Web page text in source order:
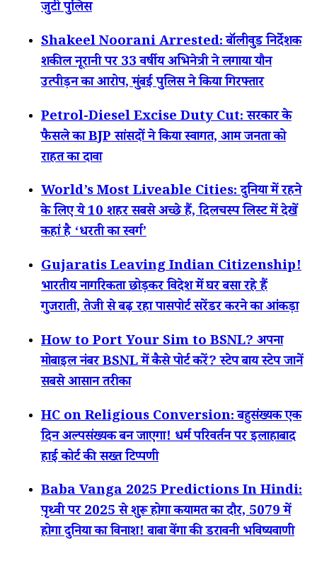
जुटी पुलिस
Shakeel Noorani Arrested: बॉलीवुड निर्देशक
शकील नूरानी पर 33 वर्षीय अभिनेत्री ने लगाया यौन
उत्पीड़न का आरोप, मुंबई पुलिस ने किया गिरफ्तार
Petrol-Diesel Excise Duty Cut: सरकार के
फैसले का BJP सांसदों ने किया स्वागत, आम जनता को
राहत का दावा
World’s Most Liveable Cities: दुनिया में रहने
के लिए ये 10 शहर सबसे अच्छे हैं, दिलचस्प लिस्ट में देखें
कहां है ‘धरती का स्वर्ग’
Gujaratis Leaving Indian Citizenship!
भारतीय नागरिकता छोड़कर विदेश में घर बसा रहे हैं
गुजराती, तेजी से बढ़ रहा पासपोर्ट सरेंडर करने का आंकड़ा
How to Port Your Sim to BSNL? अपना
मोबाइल नंबर BSNL में कैसे पोर्ट करें? स्टेप बाय स्टेप जानें
सबसे आसान तरीका
HC on Religious Conversion: बहुसंख्यक एक
दिन अल्पसंख्यक बन जाएगा! धर्म परिवर्तन पर इलाहाबाद
हाई कोर्ट की सख्त टिप्पणी
Baba Vanga 2025 Predictions In Hindi:
पृथ्वी पर 2025 से शुरू होगा कयामत का दौर, 5079 में
होगा दुनिया का विनाश! बाबा वेंगा की डरावनी भविष्यवाणी